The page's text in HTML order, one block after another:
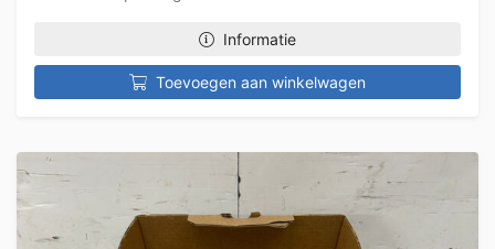
Informatie
Toevoegen aan winkelwagen